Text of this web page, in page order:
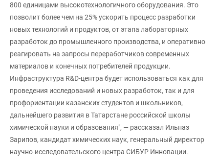
800 единицами высокотехнологичного оборудования. Это
позволит более чем на 25% ускорить процесс разработки
новых технологий и продуктов, от этапа лабораторных
разработок до промышленного производства, и оперативно
реагировать на запросы переработчиков современных
материалов и конечных потребителей продукции.
Инфраструктура R&D-центра будет использоваться как для
проведения исследований и новых разработок, так и для
профориентации казанских студентов и школьников,
дальнейшего развития в Татарстане российской школы
химической науки и образования", — рассказал Ильназ
Зарипов, кандидат химических наук, генеральный директор
научно-исследовательского центра СИБУР Инновации.